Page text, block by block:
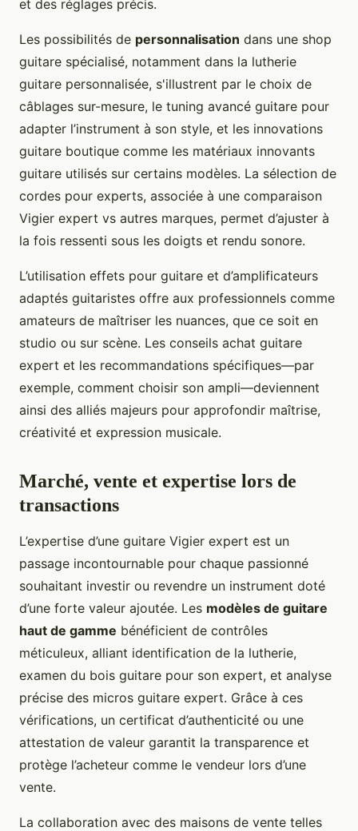
et des réglages précis.
Les possibilités de personnalisation dans une shop
guitare spécialisé, notamment dans la lutherie
guitare personnalisée, s'illustrent par le choix de
câblages sur-mesure, le tuning avancé guitare pour
adapter l’instrument à son style, et les innovations
guitare boutique comme les matériaux innovants
guitare utilisés sur certains modèles. La sélection de
cordes pour experts, associée à une comparaison
Vigier expert vs autres marques, permet d’ajuster à
la fois ressenti sous les doigts et rendu sonore.
L’utilisation effets pour guitare et d’amplificateurs
adaptés guitaristes offre aux professionnels comme
amateurs de maîtriser les nuances, que ce soit en
studio ou sur scène. Les conseils achat guitare
expert et les recommandations spécifiques—par
exemple, comment choisir son ampli—deviennent
ainsi des alliés majeurs pour approfondir maîtrise,
créativité et expression musicale.
Marché, vente et expertise lors de
transactions
L’expertise d’une guitare Vigier expert est un
passage incontournable pour chaque passionné
souhaitant investir ou revendre un instrument doté
d’une forte valeur ajoutée. Les modèles de guitare
haut de gamme bénéficient de contrôles
méticuleux, alliant identification de la lutherie,
examen du bois guitare pour son expert, et analyse
précise des micros guitare expert. Grâce à ces
vérifications, un certificat d’authenticité ou une
attestation de valeur garantit la transparence et
protège l’acheteur comme le vendeur lors d’une
vente.
La collaboration avec des maisons de vente telles